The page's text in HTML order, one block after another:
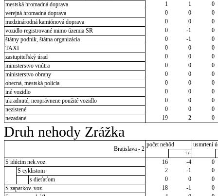
mestská hromadná doprava
1 1
0
verejná hromadná doprava
0 0
0
medzinárodná kamiónová doprava
0 0
0
vozidlo registrované mimo územia SR
0 -1
0
štátny podnik, štátna organizácia
0 -1
0
TAXI
0 0
0
zastupiteľský úrad
0 0
0
ministerstvo vnútra
0 0
0
ministerstvo obrany
0 0
0
obecná, mestská polícia
0 0
0
iné vozidlo
0 0
0
ukradnuté, neoprávnene použité vozidlo
0 0
0
nezistené
0 0
0
nezadané
19 2 0
Druh nehody Zrážka
Bratislava - 2
počet nehôd
usmrtení
+/-
S idúcim nek.voz.
16 -4
0
S cyklistom
2 -1
0
s dieťaťom
0 0
0
S zaparkov. voz.
18 -1
0